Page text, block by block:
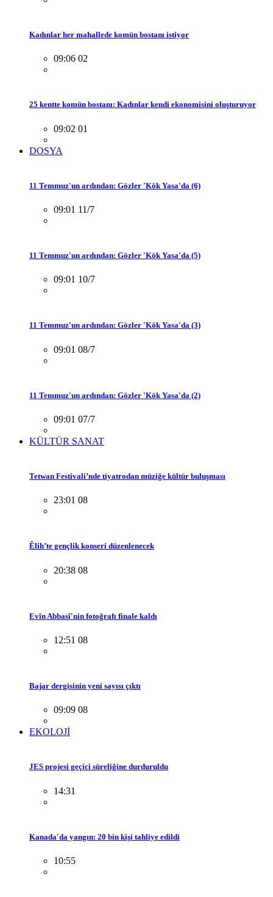
Kadınlar her mahallede komün bostanı istiyor
09:06 02
25 kentte komün bostanı: Kadınlar kendi ekonomisini oluşturuyor
09:02 01
DOSYA
11 Temmuz'un ardından: Gözler 'Kök Yasa'da (6)
09:01 11/7
11 Temmuz'un ardından: Gözler 'Kök Yasa'da (5)
09:01 10/7
11 Temmuz'un ardından: Gözler 'Kök Yasa'da (3)
09:01 08/7
11 Temmuz'un ardından: Gözler 'Kök Yasa'da (2)
09:01 07/7
KÜLTÜR SANAT
Tetwan Festivali’nde tiyatrodan müziğe kültür buluşması
23:01 08
Êlih’te gençlik konseri düzenlenecek
20:38 08
Evîn Abbasî'nin fotoğrafı finale kaldı
12:51 08
Bajar dergisinin yeni sayısı çıktı
09:09 08
EKOLOJİ
JES projesi geçici süreliğine durduruldu
14:31
Kanada'da yangın: 20 bin kişi tahliye edildi
10:55